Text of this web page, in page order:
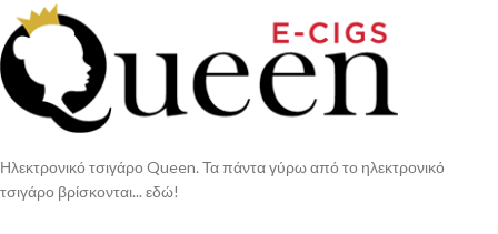
Ηλεκτρονικό τσιγάρο Queen. Τα πάντα γύρω από το ηλεκτρονικό
τσιγάρο βρίσκονται... εδώ!